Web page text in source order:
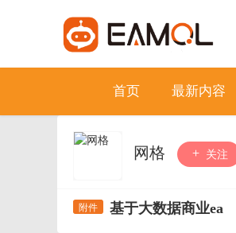
首页 最新内容
网格 关注
基于大数据商业ea